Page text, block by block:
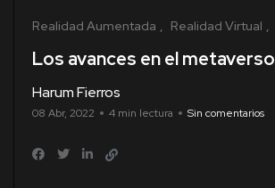
Realidad Aumentada Realidad Virtual
Los avances en el metaverso
Harum Fierros
08 Abr, 2022 4 min lectura Sin comentarios